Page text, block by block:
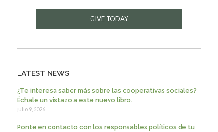
GIVE TODAY
LATEST NEWS
¿Te interesa saber más sobre las cooperativas sociales?
Échale un vistazo a este nuevo libro.
julio 9, 2026
Ponte en contacto con los responsables políticos de tu